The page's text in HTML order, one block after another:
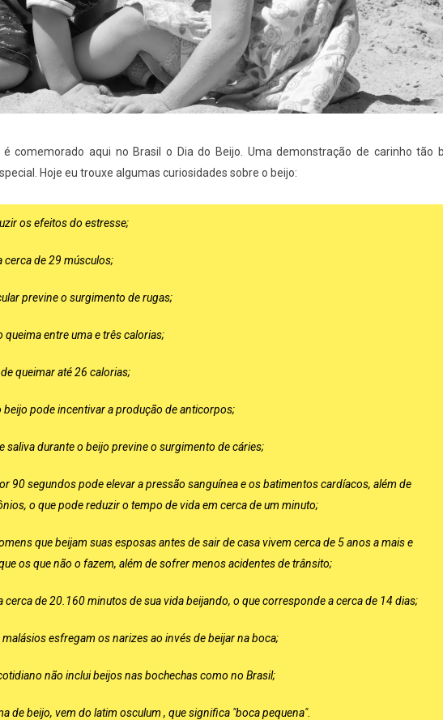
comemorado aqui no Brasil o Dia do Beijo. Uma demonstração de carinho tão
Hoje eu trouxe algumas curiosidades sobre o beijo:
os efeitos do estresse;
cerca de 29 músculos;
previne o surgimento de rugas;
entre uma e três calorias;
queimar até 26 calorias;
beijo pode incentivar a produção de anticorpos;
saliva durante o beijo previne o surgimento de cáries;
90 segundos pode elevar a pressão sanguínea e os batimentos cardíacos, além de
o que pode reduzir o tempo de vida em cerca de um minuto;
que beijam suas esposas antes de sair de casa vivem cerca de 5 anos a mais e
os que não o fazem, além de sofrer menos acidentes de trânsito;
cerca de 20.160 minutos de sua vida beijando, o que corresponde a cerca de 14 dias;
esfregam os narizes ao invés de beijar na boca;
não inclui beijos nas bochechas como no Brasil;
de beijo, vem do latim osculum , que significa "boca pequena".